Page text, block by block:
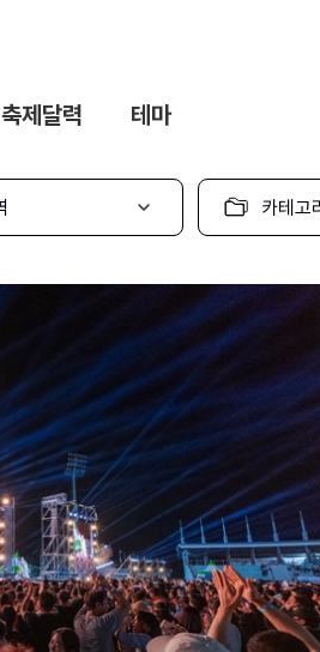
축제달력 테마
카
고
선
택